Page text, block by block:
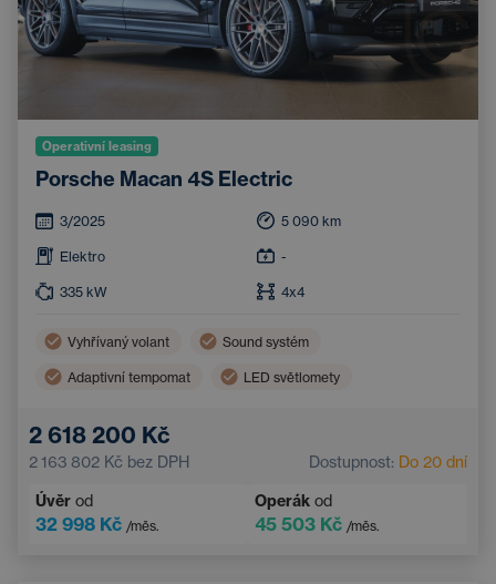
Operativní leasing
Porsche Macan 4S Electric
3/2025 5 090 km
Elektro -
335 kW 4x4
Vyhřívaný volant Sound systém
Adaptivní tempomat LED světlomety
Zatmavená okna
2 618 200 Kč
2 163 802 Kč bez DPH Dostupnost: Do 20 dní
Úvěr od
32 998 Kč /měs.
Operák od
45 503 Kč /měs.